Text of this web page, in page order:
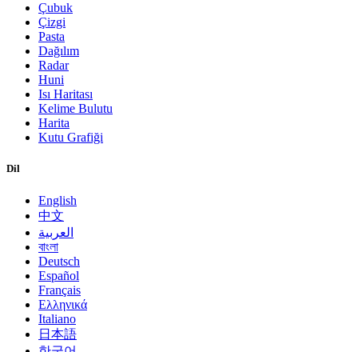
Çubuk
Çizgi
Pasta
Dağılım
Radar
Huni
Isı Haritası
Kelime Bulutu
Harita
Kutu Grafiği
Dil
English
中文
العربية
বাংলা
Deutsch
Español
Français
Ελληνικά
Italiano
日本語